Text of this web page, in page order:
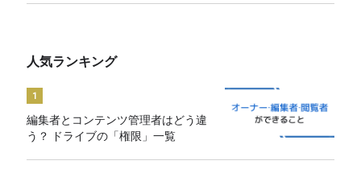
人気ランキング
1
編集者とコンテンツ管理者はどう違
う？ ドライブの「権限」一覧